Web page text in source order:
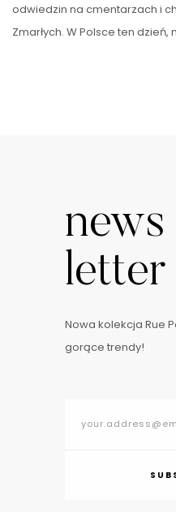
odwiedzin na cmentarzach i
Zmarłych. W Polsce ten
względu na dzień czy
news
letter
Nowa kolekcja Rue
gorące trendy!